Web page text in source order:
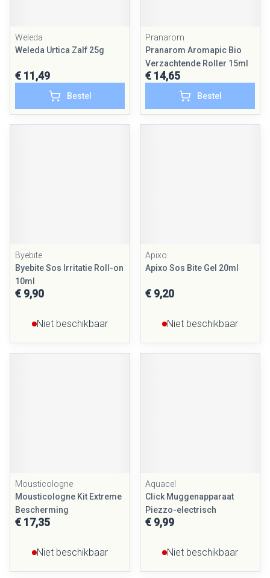
Weleda
Weleda Urtica Zalf 25g
€ 11,49
Bestel
Pranarom
Pranarom Aromapic Bio
Verzachtende Roller 15ml
€ 14,65
Bestel
Byebite
Byebite Sos Irritatie Roll-on
10ml
€ 9,90
Niet beschikbaar
Apixo
Apixo Sos Bite Gel 20ml
€ 9,20
Niet beschikbaar
Mousticologne
Mousticologne Kit Extreme
Bescherming
€ 17,35
Niet beschikbaar
Aquacel
Click Muggenapparaat
Piezzo-electrisch
€ 9,99
Niet beschikbaar